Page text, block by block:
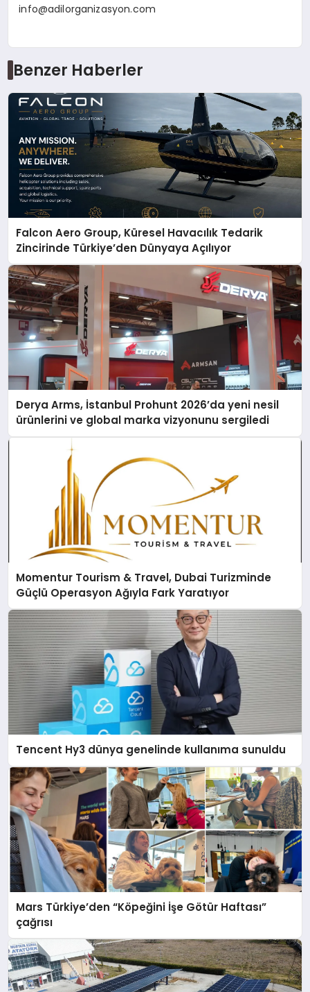
info@adilorganizasyon.com
Benzer Haberler
Falcon Aero Group, Küresel Havacılık Tedarik
Zincirinde Türkiye’den Dünyaya Açılıyor
Derya Arms, İstanbul Prohunt 2026’da yeni nesil
ürünlerini ve global marka vizyonunu sergiledi
Momentur Tourism & Travel, Dubai Turizminde
Güçlü Operasyon Ağıyla Fark Yaratıyor
Tencent Hy3 dünya genelinde kullanıma sunuldu
Mars Türkiye’den “Köpeğini İşe Götür Haftası”
çağrısı